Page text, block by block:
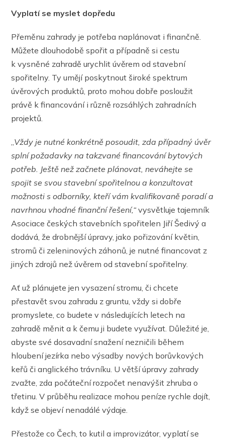
Vyplatí se myslet dopředu
Přeměnu zahrady je potřeba naplánovat i finančně.
Můžete dlouhodobě spořit a případně si cestu
k vysněné zahradě urychlit úvěrem od stavební
spořitelny. Ty umějí poskytnout široké spektrum
úvěrových produktů, proto mohou dobře posloužit
právě k financování i různě rozsáhlých zahradních
projektů.
„Vždy je nutné konkrétně posoudit, zda případný úvěr
splní požadavky na takzvané financování bytových
potřeb. Ještě než začnete plánovat, neváhejte se
spojit se svou stavební spořitelnou a konzultovat
možnosti s odborníky, kteří vám kvalifikovaně poradí a
navrhnou vhodné finanční řešení,“ vysvětluje tajemník
Asociace českých stavebních spořitelen Jiří Šedivý a
dodává, že drobnější úpravy, jako pořizování květin,
stromů či zeleninových záhonů, je nutné financovat z
jiných zdrojů než úvěrem od stavební spořitelny.
Ať už plánujete jen vysazení stromu, či chcete
přestavět svou zahradu z gruntu, vždy si dobře
promyslete, co budete v následujících letech na
zahradě měnit a k čemu ji budete využívat. Důležité je,
abyste své dosavadní snažení nezničili během
hloubení jezírka nebo výsadby nových borůvkových
keřů či anglického trávníku. U větší úpravy zahrady
zvažte, zda počáteční rozpočet nenavýšit zhruba o
třetinu. V průběhu realizace mohou peníze rychle dojít,
když se objeví nenadálé výdaje.
Přestože co Čech, to kutil a improvizátor, vyplatí se